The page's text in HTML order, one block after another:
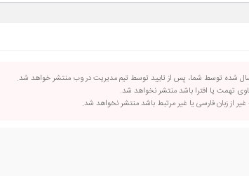
شده توسط شما، پس از تایید توسط تیم مدیریت در وب منتشر خواهد شد.
تهمت یا افترا باشد منتشر نخواهد شد.
غیر از زبان فارسی یا غیر مرتبط باشد منتشر نخواهد شد.